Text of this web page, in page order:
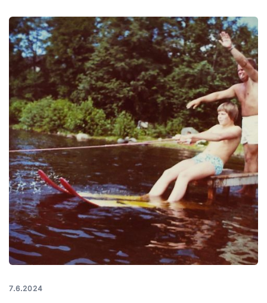
7.6.2024